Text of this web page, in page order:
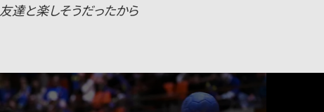
友達と楽しそうだったから